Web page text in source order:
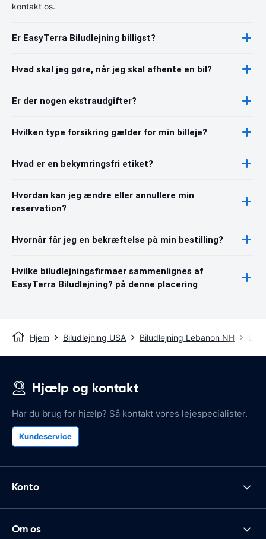
kontakt os.
Er EasyTerra Biludlejning billigst?
Hvad skal jeg gøre, når jeg skal afhente en bil?
Er der nogen ekstraudgifter?
Hvilken type forsikring gælder for min billeje?
Hvad er en bekymringsfri etiket?
Hvordan kan jeg ændre eller annullere min
reservation?
Hvornår får jeg en bekræftelse på min bestilling?
Hvilke biludlejningsfirmaer sammenlignes af
EasyTerra Biludlejning? på denne placering
Hjem Biludlejning USA Biludlejning Lebanon NH
Hjælp og kontakt
Har du brug for hjælp? Så kontakt vores lejespecialister.
Kundeservice
Konto
Om os